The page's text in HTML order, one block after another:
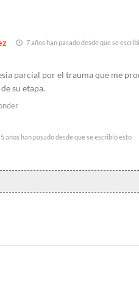
7 años han pasado desde que se
parcial por el trauma que me
su etapa.
5 años han pasado desde que se escribió esto